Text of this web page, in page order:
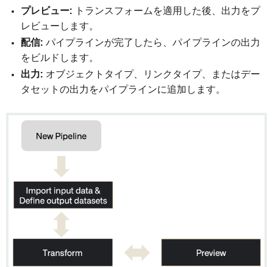
プレビュー: トランスフォームを適用した後、出力をプ
レビューします。
配信: パイプラインが完了したら、パイプラインの出力
をビルドします。
出力: オブジェクトタイプ、リンクタイプ、またはデー
タセットの出力をパイプラインに追加します。